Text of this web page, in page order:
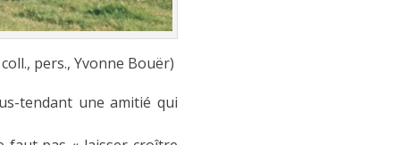
pers., Yvonne Bouër)
tendant une amitié qui